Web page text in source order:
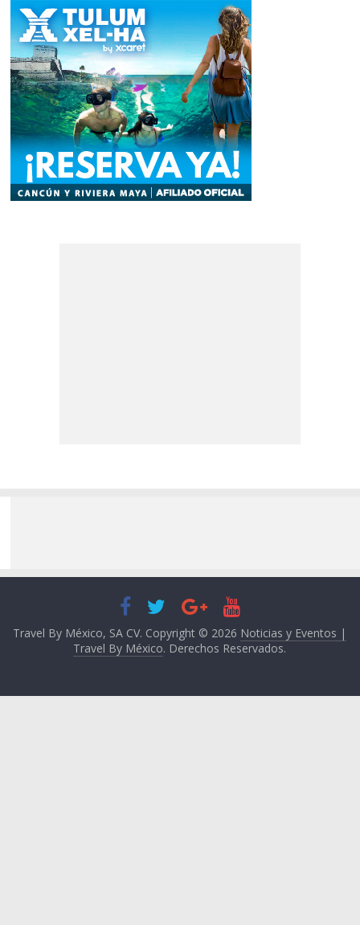
Travel By México, SA CV. Copyright © 2026 Noticias y Eventos |
Travel By México. Derechos Reservados.